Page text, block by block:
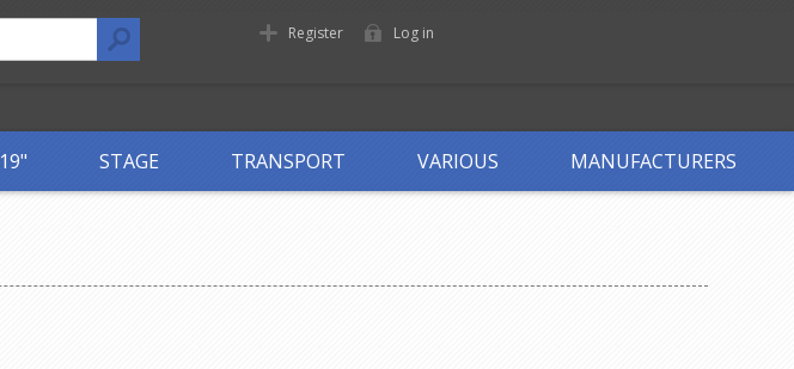
Register Log in
19" STAGE TRANSPORT VARIOUS MANUFACTURERS